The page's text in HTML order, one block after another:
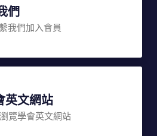
們
我們加入會員
英文網站
覽學會英文網站